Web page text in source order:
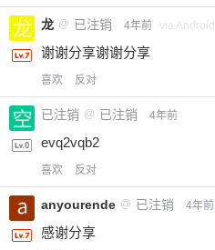
龙 @ 已注销 4年前 via Android
谢谢分享谢谢分享
喜欢 反对
已注销 @ 已注销 4年前
evq2vqb2
喜欢 反对
anyourende @ 已注销 4年前
感谢分享